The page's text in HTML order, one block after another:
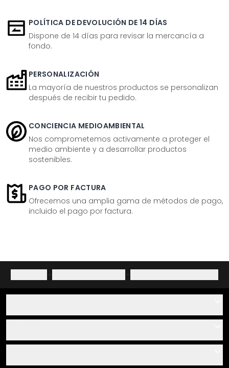
POLÍTICA DE DEVOLUCIÓN DE 14 DÍAS
Dispone de 14 días para revisar la mercancía a
fondo.
PERSONALIZACIÓN
La mayoría de nuestros productos se personalizan
después de recibir tu pedido.
CONCIENCIA MEDIOAMBIENTAL
Nos comprometemos activamente a proteger el
medio ambiente y a desarrollar productos
sostenibles.
PAGO POR FACTURA
Ofrecemos una amplia gama de métodos de pago,
incluido el pago por factura.
· ·
Sobre nosotros